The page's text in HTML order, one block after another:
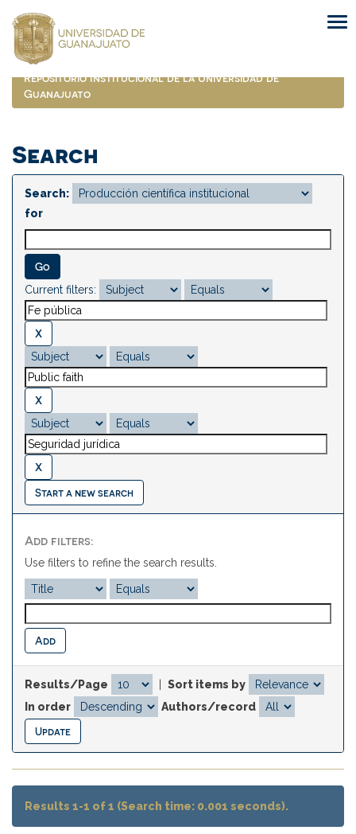
navigation
Repositorio Institucional de la Universidad de
Guanajuato
Search
Search:
for
Current filters:
Start a new search
Add filters:
Use filters to refine the search results.
Results/Page
Sort items by
In order
Authors/record
Results 1-1 of 1 (Search time: 0.001 seconds).